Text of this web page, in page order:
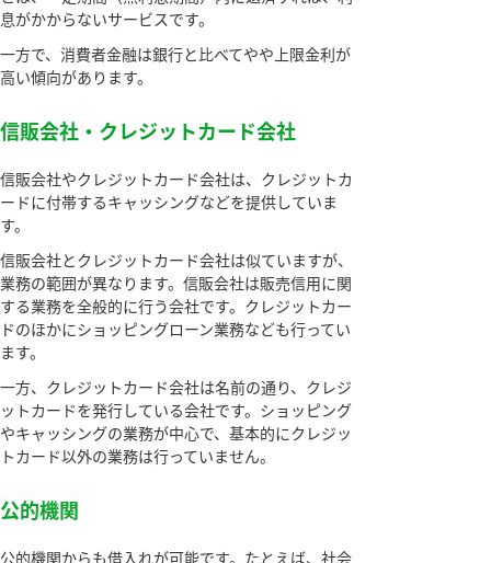
息がかからないサービスです。
一方で、消費者金融は銀行と比べてやや上限金利が
高い傾向があります。
信販会社・クレジットカード会社
信販会社やクレジットカード会社は、クレジットカ
ードに付帯するキャッシングなどを提供していま
す。
信販会社とクレジットカード会社は似ていますが、
業務の範囲が異なります。信販会社は販売信用に関
する業務を全般的に行う会社です。クレジットカー
ドのほかにショッピングローン業務なども行ってい
ます。
一方、クレジットカード会社は名前の通り、クレジ
ットカードを発行している会社です。ショッピング
やキャッシングの業務が中心で、基本的にクレジッ
トカード以外の業務は行っていません。
公的機関
公的機関からも借入れが可能です。たとえば、社会